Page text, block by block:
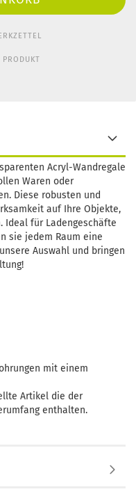
PRODUKT
Acryl-Wandregale
Waren oder
Diese robusten und
auf Ihre Objekte,
Ideal für Ladengeschäfte
sie jedem Raum eine
Auswahl und bringen
mit einem
Artikel die der
enthalten.